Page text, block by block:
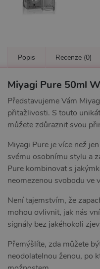
Popis Recenze (0)
Miyagi Pure 50ml
Představujeme Vám
přitažlivosti. S touto
můžete zdůraznit svou
Miyagi Pure je více než
svému osobnímu stylu a
Pure kombinovat s
neomezenou svobodu ve
Není tajemstvím, že
mohou ovlivnit, jak nás
signály bez jakéhokoli
Přemýšlíte, zda můžete
neodolatelnou ženou, po